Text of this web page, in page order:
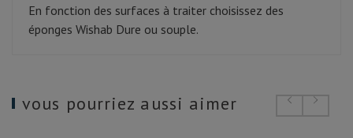
En fonction des surfaces à traiter choisissez des
éponges Wishab Dure ou souple.
vous pourriez aussi aimer